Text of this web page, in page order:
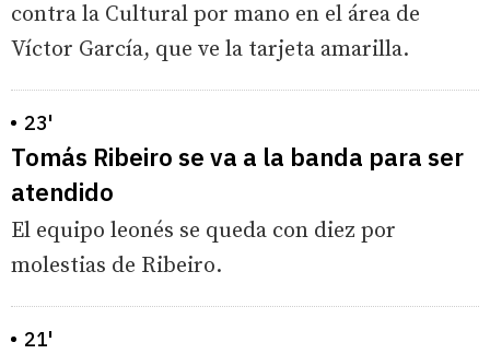
contra la Cultural por mano en el área de
Víctor García, que ve la tarjeta amarilla.
23'
Tomás Ribeiro se va a la banda para ser
atendido
El equipo leonés se queda con diez por
molestias de Ribeiro.
21'